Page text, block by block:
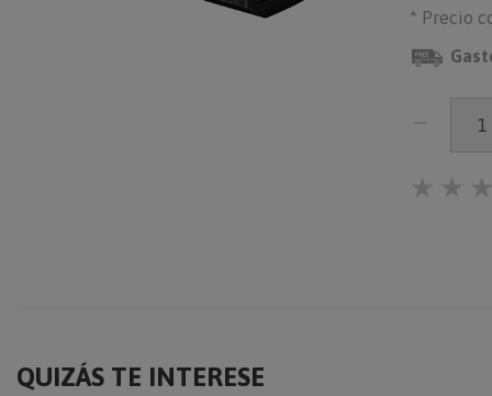
* Precio
★ ★ ★
QUIZÁS TE INTERESE